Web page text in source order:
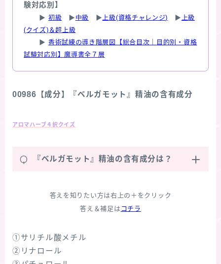
験対応別】
▶ 初級 ▶ 中級 ▶ 上級(資格チャレンジ) ▶ 上級
(クイズ)＆超上級
▶ 香術試練の導き階層図【総合目次｜目的別・資格
試験対応別】魔導書全７層
00986【成分】『ベルガモット』精油の含有成分
アロマハーブ４択クイズ
Q 『ベルガモット』精油の含有成分は？
答えを知りたい方は右上の＋をクリック
答え＆補足は コチラ
①サリチル酸メチル
②リナロール